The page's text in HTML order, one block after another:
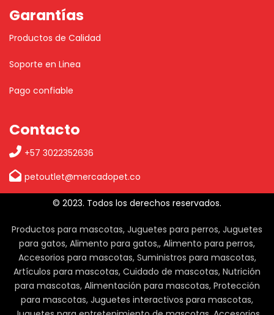
Garantías
Productos de Calidad
Soporte en Linea
Pago confiable
Contacto
+57 3022352636
petoutlet@mercadopet.co
© 2023. Todos los derechos reservados.
Productos para mascotas, Juguetes para perros, Juguetes
para gatos, Alimento para gatos,, Alimento para perros,
Accesorios para mascotas, Suministros para mascotas,
Artículos para mascotas, Cuidado de mascotas, Nutrición
para mascotas, Alimentación para mascotas, Protección
para mascotas, Juguetes interactivos para mascotas,